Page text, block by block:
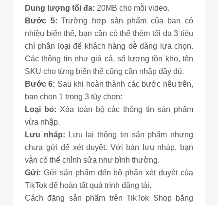
Dung lượng tối đa: 20MB cho mỗi video.
Bước 5: Trường hợp sản phẩm của bạn có
nhiều biến thể, bạn cần có thể thêm tối đa 3 tiêu
chí phân loại để khách hàng dễ dàng lựa chọn.
Các thông tin như giá cả, số lượng tồn kho, tên
SKU cho từng biến thể cũng cần nhập đầy đủ.
Bước 6: Sau khi hoàn thành các bước nêu trên,
bạn chọn 1 trong 3 tùy chọn:
Loại bỏ: Xóa toàn bộ các thông tin sản phẩm
vừa nhập.
Lưu nháp:
Lưu lại thông tin sản phẩm nhưng
chưa gửi để xét duyệt. Với bản lưu nháp, bạn
vẫn có thể chỉnh sửa như bình thường.
Gửi: Gửi sản phẩm đến bộ phận xét duyệt của
TikTok để hoàn tất quá trình đăng tải.
Cách đăng sản phẩm trên TikTok Shop bằng